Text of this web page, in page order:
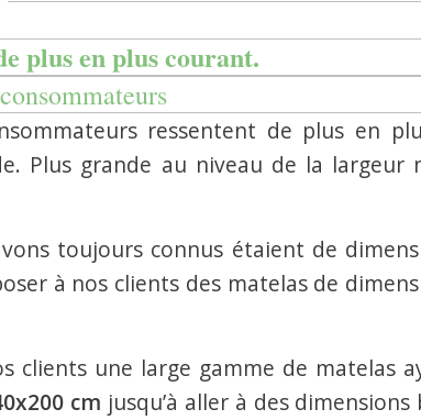
plus en plus courant.
ressentent de plus en
Plus grande au niveau de la largeur
toujours connus étaient de
à nos clients des matelas de
clients une large gamme de matelas
cm jusqu’à aller à des dimensions